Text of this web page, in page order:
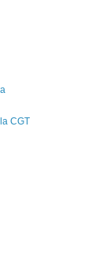
CGT